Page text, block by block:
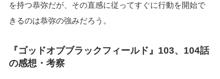
を持つ恭弥だが、その直感に従ってすぐに行動を開始で
きるのは恭弥の強みだろう。
『ゴッドオブブラックフィールド』103、104話
の感想・考察